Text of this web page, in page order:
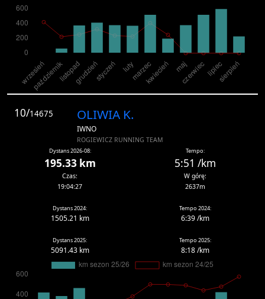
10/14675 OLIWIA K.
IWNO
ROGIEWICZ RUNNING TEAM
Dystans 2026-08:
195.33 km
Tempo:
5:51 /km
Czas:
19:04:27
W górę:
2637m
Dystans 2024:
1505.21 km
Tempo 2024:
6:39 /km
Dystans 2025:
5091.43 km
Tempo 2025:
8:18 /km